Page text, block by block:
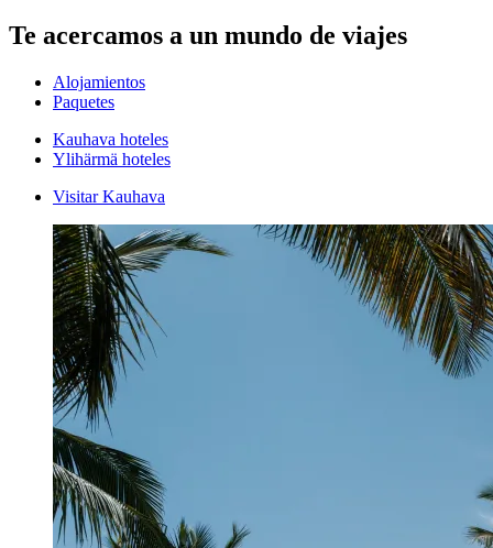
Te acercamos a un mundo de viajes
Alojamientos
Paquetes
Kauhava hoteles
Ylihärmä hoteles
Visitar Kauhava